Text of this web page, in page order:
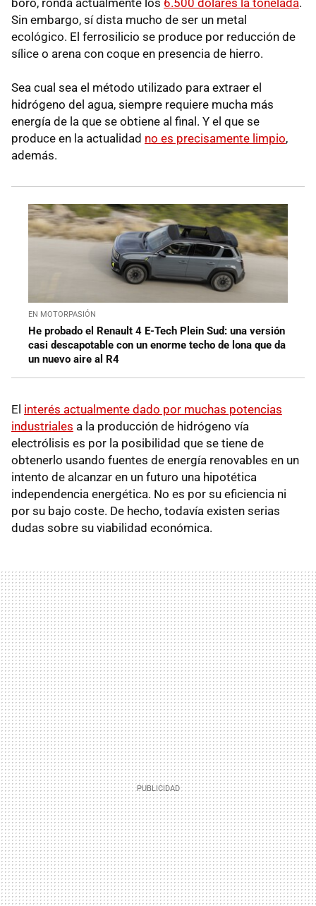
Sin embargo, sí dista mucho de ser un metal
ecológico. El ferrosilicio se produce por reducción de
sílice o arena con coque en presencia de hierro.
Sea cual sea el método utilizado para extraer el
hidrógeno del agua, siempre requiere mucha más
energía de la que se obtiene al final. Y el que se
produce en la actualidad no es precisamente limpio,
además.
EN MOTORPASIÓN
He probado el Renault 4 E-Tech Plein Sud: una versión
casi descapotable con un enorme techo de lona que da
un nuevo aire al R4
El interés actualmente dado por muchas potencias
industriales a la producción de hidrógeno vía
electrólisis es por la posibilidad que se tiene de
obtenerlo usando fuentes de energía renovables en un
intento de alcanzar en un futuro una hipotética
independencia energética. No es por su eficiencia ni
por su bajo coste. De hecho, todavía existen serias
dudas sobre su viabilidad económica.